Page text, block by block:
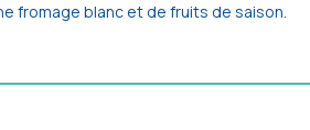
fromage blanc et de fruits de saison.